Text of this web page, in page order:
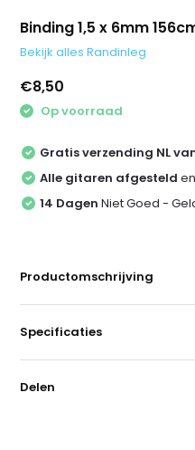
Binding 1,5 x 6mm
Bekijk alles Randinleg
€8,50
Op voorraad
Gratis verzending NL
Alle gitaren afgesteld
14 Dagen Niet Goed -
Productomschrijving
Specificaties
Delen